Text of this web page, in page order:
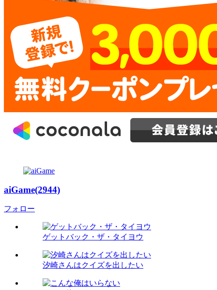
aiGame(2944)
フォロー
ゲットバック・ザ・タイヨウ
汐崎さんはクイズを出したい